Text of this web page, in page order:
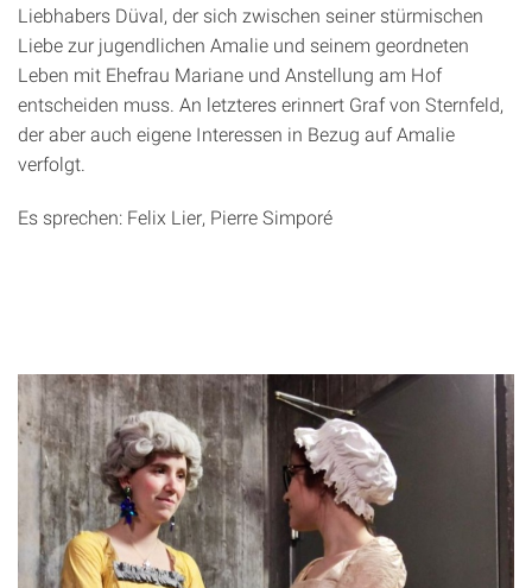
Liebhabers Düval, der sich zwischen seiner stürmischen
Liebe zur jugendlichen Amalie und seinem geordneten
Leben mit Ehefrau Mariane und Anstellung am Hof
entscheiden muss. An letzteres erinnert Graf von Sternfeld,
der aber auch eigene Interessen in Bezug auf Amalie
verfolgt.
Es sprechen: Felix Lier, Pierre Simporé